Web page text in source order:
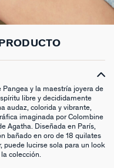
Pangea y la maestría joyera de
libre y decididamente
audaz, colorida y vibrante,
imaginada por Colombine
Agatha. Diseñada en París,
bañado en oro de 18 quilates
lucirse sola para un look
colección.